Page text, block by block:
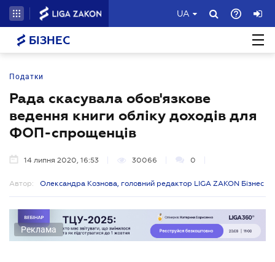
UA
БІЗНЕС
Податки
Рада скасувала обов'язкове
ведення книги обліку доходів для
ФОП-спрощенців
14 липня 2020, 16:53 30066 0
Автор: Олександра Кознова, головний редактор LIGA ZAKON Бізнес
Реклама